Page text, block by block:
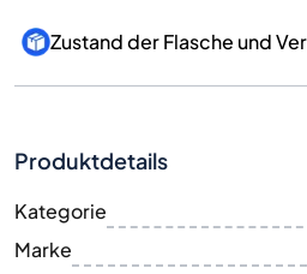
Zustand der Flasche und
Produktdetails
Kategorie
Marke